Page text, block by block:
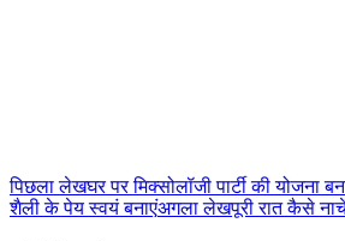
पिछला लेखघर पर मिक्सोलॉजी पार्टी की योजना
शैली के पेय स्वयं बनाएंअगला लेखपूरी रात कैसे